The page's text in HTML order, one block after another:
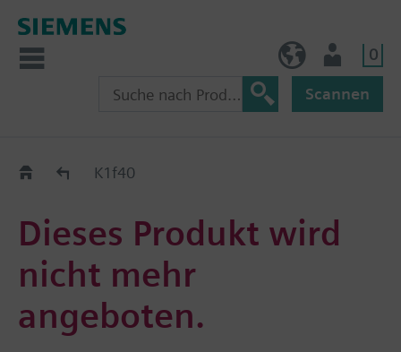
0
Scannen
Austauschhilfe
K1f40
Dieses Produkt wird
nicht mehr
angeboten.